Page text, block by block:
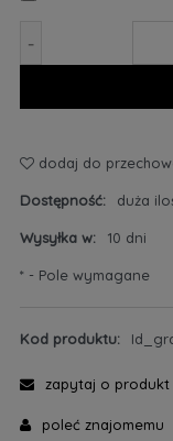
-
dodaj do
Dostępność: duża
Wysyłka w: 10 dni
* - Pole wymagane
Kod produktu:
zapytaj o produkt
poleć znajomemu